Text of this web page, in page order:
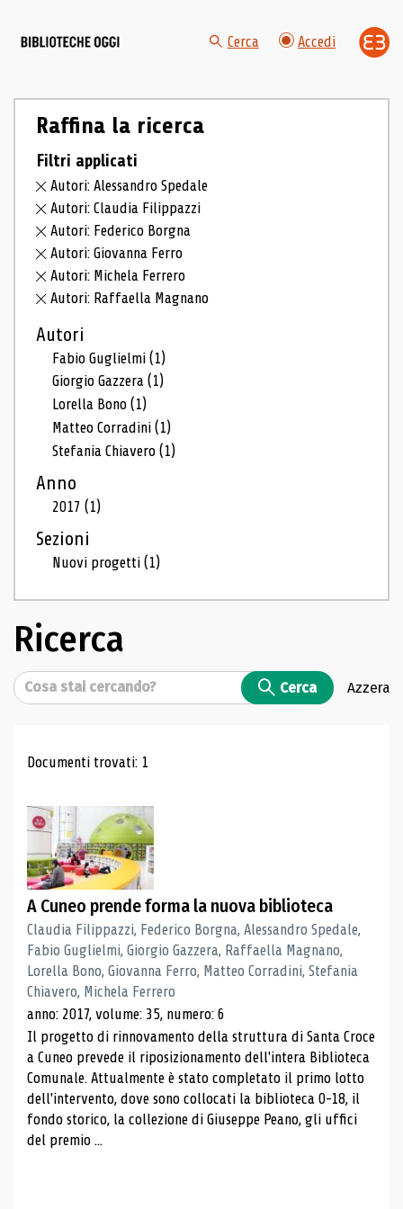
Cerca Accedi
Raffina la ricerca
Filtri applicati
Autori: Alessandro Spedale
Autori: Claudia Filippazzi
Autori: Federico Borgna
Autori: Giovanna Ferro
Autori: Michela Ferrero
Autori: Raffaella Magnano
Autori
Fabio Guglielmi(1)
Giorgio Gazzera(1)
Lorella Bono(1)
Matteo Corradini(1)
Stefania Chiavero(1)
Anno
2017(1)
Sezioni
Nuovi progetti(1)
Ricerca
Cerca Cerca Azzera
Risultati di ricerca
Documenti trovati: 1
A Cuneo prende forma la nuova biblioteca
Claudia Filippazzi, Federico Borgna, Alessandro Spedale,
Fabio Guglielmi, Giorgio Gazzera, Raffaella Magnano,
Lorella Bono, Giovanna Ferro, Matteo Corradini, Stefania
Chiavero, Michela Ferrero
anno: 2017, volume: 35, numero: 6
Il progetto di rinnovamento della struttura di Santa Croce
a Cuneo prevede il riposizionamento dell'intera Biblioteca
Comunale. Attualmente è stato completato il primo lotto
dell'intervento, dove sono collocati la biblioteca 0-18, il
fondo storico, la collezione di Giuseppe Peano, gli uffici
del premio ...